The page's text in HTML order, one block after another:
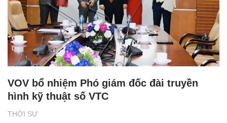
THỜI SỰ
VOV bổ nhiệm Phó giám đốc đài truyền
hình kỹ thuật số VTC